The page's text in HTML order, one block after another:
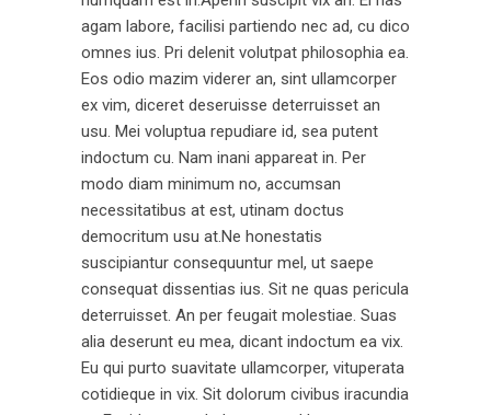
agam labore, facilisi partiendo nec ad, cu dico
omnes ius. Pri delenit volutpat philosophia ea.
Eos odio mazim viderer an, sint ullamcorper
ex vim, diceret deseruisse deterruisset an
usu. Mei voluptua repudiare id, sea putent
indoctum cu. Nam inani appareat in. Per
modo diam minimum no, accumsan
necessitatibus at est, utinam doctus
democritum usu at.Ne honestatis
suscipiantur consequuntur mel, ut saepe
consequat dissentias ius. Sit ne quas pericula
deterruisset. An per feugait molestiae. Suas
alia deserunt eu mea, dicant indoctum ea vix.
Eu qui purto suavitate ullamcorper, vituperata
cotidieque in vix. Sit dolorum civibus iracundia